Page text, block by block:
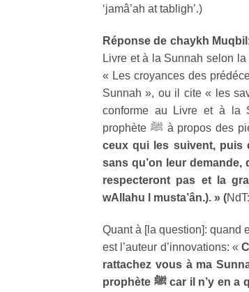
‘jamâ’ah at tabligh’.)
Réponse de chaykh Muqbil
Livre et à la Sunnah selon
« Les croyances des
Sunnah », ou il cite « les
conforme au Livre et à la
prophète ﷺ à propos des
ceux qui les suivent, puis
sans qu’on leur
respecteront pas et la
wAllahu l musta’ân.). » (
Quant à [la question]: quand
est l’auteur d’innovations: «
rattachez vous à ma
prophète ﷺcar il n’y en a